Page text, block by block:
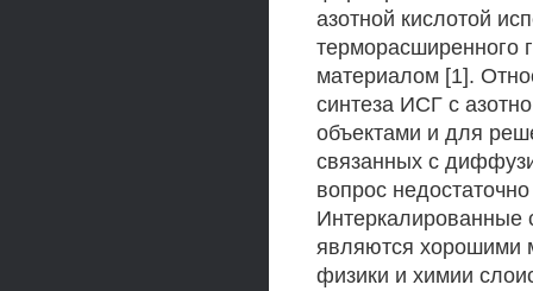
азотной кислотой
материалом [1].
синтеза ИСГ с
объектами и для
связанных с
вопрос
Интеркалированные
являются хорошими
физики и химии